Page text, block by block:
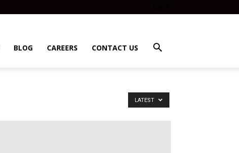
BLOG CAREERS CONTACT US
LATEST